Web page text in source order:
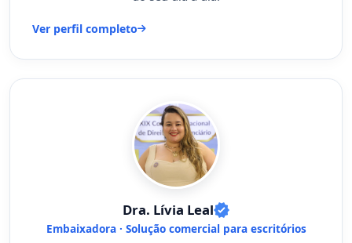
Ver perfil completo
Dra. Lívia Leal
Embaixadora · Solução comercial para escritórios